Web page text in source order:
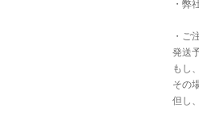
・弊
・ご
発送
もし
その
但し